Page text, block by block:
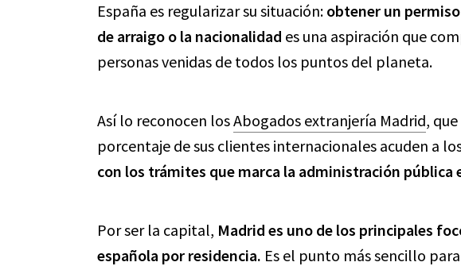
España es regularizar su situación: obtener un
de arraigo o la nacionalidad es una aspiración que
personas venidas de todos los puntos del planeta.
Así lo reconocen losAbogados extranjería Madrid,
porcentaje de sus clientes internacionales acuden a
con los trámites que marca la administración pública
Por ser la capital, Madrid es uno de los principales
española por residencia. Es el punto más sencillo